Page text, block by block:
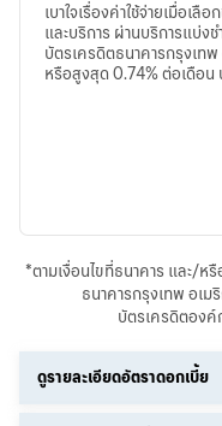
เบาใจเรื่องค่าใช้จ่ายเมื่อเลือ
และบริการ ผ่านบริการแบ่งช
บัตรเครดิตธนาคารกรุงเท
หรือสูงสุด 0.74% ต่อเดือน
*ตามเงื่อนไขที่ธนาคาร และ/ห
ธนาคารกรุงเทพ อเม
บัตรเครดิตองค์
ดูรายละเอียดอัตราดอกเบี้ย